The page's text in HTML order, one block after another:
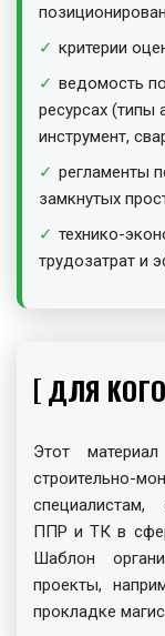
критерии
ведомость
ресурсах (типы
инструмент,
регламенты
замкнутых
технико-
трудозатрат и
ДЛЯ
Этот
строительно-
специалистам,
ППР и ТК в
Шаблон
проекты,
прокладке